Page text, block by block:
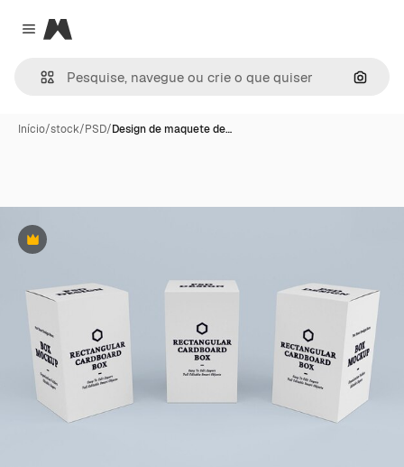
Close menu
Magnific
Início/stock/PSD/Design de maquete de…
Premium